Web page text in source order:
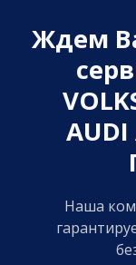
Ждем
Наша